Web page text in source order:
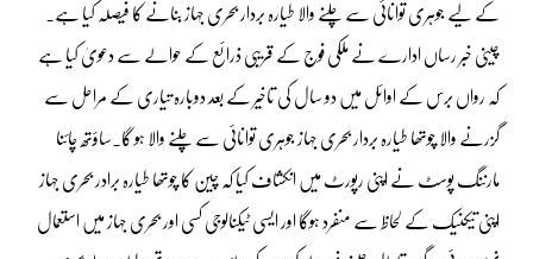
کے لیے جوہری توانائی سے چلنے والا طیارہ بردار بحری جہاز بنانے کا فیصلہ کیا ہے۔
چینی خبر رساں ادارے نے ملکی فوج کے قریبی ذرائع کے حوالے سے دعویٰ کیا ہے
کہ رواں برس کے اوائل میں دو سال کی تاخیر کے بعد دوبارہ تیاری کے مراحل سے
گزرنے والا چوتھا طیارہ بردار بحری جہاز جوہری توانائی سے چلنے والا ہو گا۔ساؤتھ چائنا
مارننگ پوسٹ نے اپنی رپورٹ میں انکشاف کیا کہ چین کا چوتھا طیارہ برادر بحری جہاز
اپنی تیکنیک کے لحاظ سے منفرد ہوگا اور ایسی ٹیکنالوجی کسی اور بحری جہاز میں استعمال